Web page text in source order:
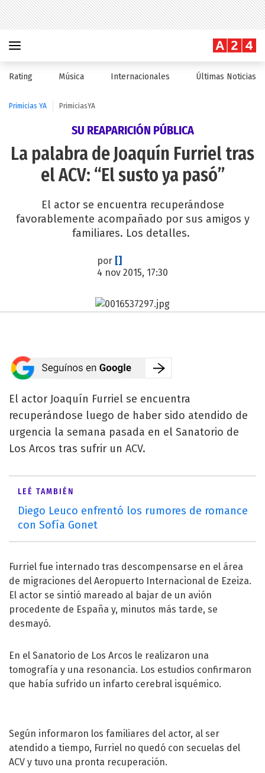
Rating Música Internacionales Últimas Noticias
Primicias YA PrimiciasYA
SU REAPARICIÓN PÚBLICA
La palabra de Joaquín Furriel tras
el ACV: “El susto ya pasó”
El actor se encuentra recuperándose
favorablemente acompañado por sus amigos y
familiares. Los detalles.
por []
4 nov 2015, 17:30
El actor Joaquín Furriel se encuentra
recuperándose luego de haber sido atendido de
urgencia la semana pasada en el Sanatorio de
Los Arcos tras sufrir un ACV.
LEÉ TAMBIÉN
Diego Leuco enfrentó los rumores de romance
con Sofía Gonet
Furriel fue internado tras descompensarse en el área
de migraciones del Aeropuerto Internacional de Ezeiza.
El actor se sintió mareado al bajar de un avión
procedente de España y, minutos más tarde, se
desmayó.
En el Sanatorio de Los Arcos le realizaron una
tomografía y una resonancia. Los estudios confirmaron
que había sufrido un infarto cerebral isquémico.
Según informaron los familiares del actor, al ser
atendido a tiempo, Furriel no quedó con secuelas del
ACV y tuvo una pronta recuperación.